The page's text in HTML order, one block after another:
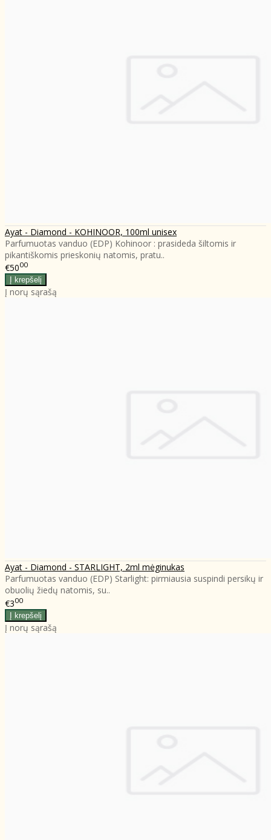
Ayat - Diamond - KOHINOOR, 100ml unisex
Parfumuotas vanduo (EDP) Kohinoor : prasideda šiltomis ir
pikantiškomis prieskonių natomis, pratu..
€5000
Į norų sąrašą
Ayat - Diamond - STARLIGHT, 2ml mėginukas
Parfumuotas vanduo (EDP) Starlight: pirmiausia suspindi persikų ir
obuolių žiedų natomis, su..
€300
Į norų sąrašą